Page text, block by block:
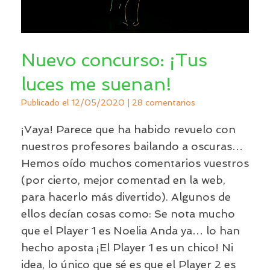
Nuevo concurso: ¡Tus
luces me suenan!
Publicado el 12/05/2020 | 28 comentarios
¡Vaya! Parece que ha habido revuelo con
nuestros profesores bailando a oscuras…
Hemos oído muchos comentarios vuestros
(por cierto, mejor comentad en la web,
para hacerlo más divertido). Algunos de
ellos decían cosas como: Se nota mucho
que el Player 1 es Noelia Anda ya… lo han
hecho aposta ¡El Player 1 es un chico! Ni
idea, lo único que sé es que el Player 2 es